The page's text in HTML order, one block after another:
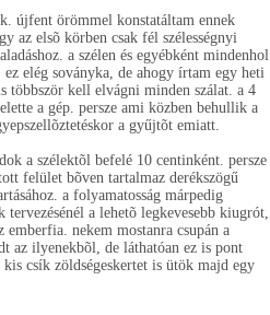
újfent örömmel konstatáltam ennek
az elsõ körben csak fél szélességnyi
a szélen és egyébként mindenhol
elég soványka, de ahogy írtam egy heti
többször kell elvágni minden szálat. a 4
a gép. persze ami közben behullik a
a gyűjtõt emiatt.
a szélektõl befelé 10 centinként. persze
felület bõven tartalmaz derékszögű
a folyamatosság márpedig
a lehetõ legkevesebb kiugrót,
nekem mostanra csupán a
az ilyenekbõl, de láthatóan ez is pont
csík zöldségeskertet is ütök majd egy